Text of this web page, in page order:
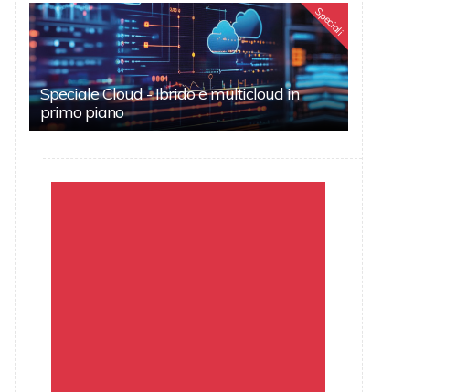
Speciali
Speciale Cloud - Ibrido e multicloud in
primo piano